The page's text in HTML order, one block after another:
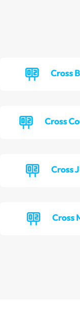
Cross
Cross
Cross
Cross